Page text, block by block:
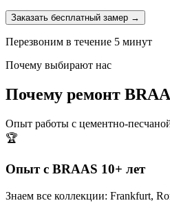
Заказать бесплатный замер →
Перезвоним в течение 5 минут
Почему выбирают нас
Почему ремонт
Опыт работы с цементно-
🏆
Опыт с BRAAS 10+ лет
Знаем все коллекции: Frankfurt,